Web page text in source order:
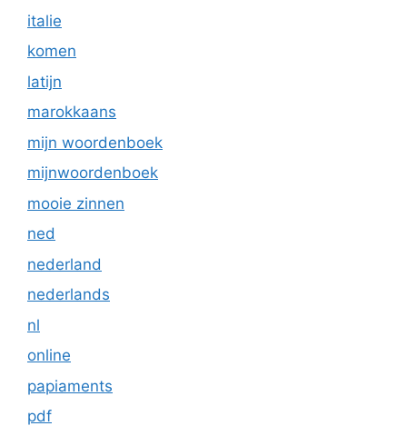
italie
komen
latijn
marokkaans
mijn woordenboek
mijnwoordenboek
mooie zinnen
ned
nederland
nederlands
nl
online
papiaments
pdf